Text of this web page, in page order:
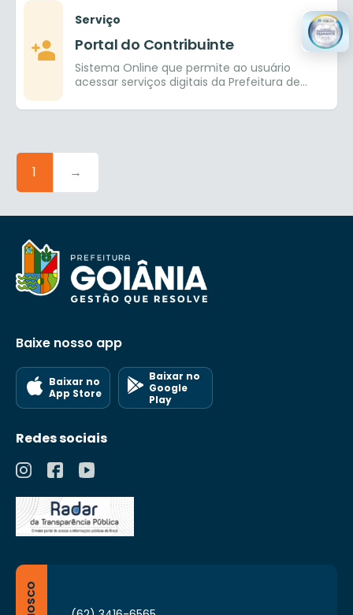
Serviço
Portal do Contribuinte
Sistema Online que permite ao usuário
acessar serviços digitais da Prefeitura de
1 →
Baixe nosso app
Baixar no
App Store
Baixar no
Google
Play
Redes sociais